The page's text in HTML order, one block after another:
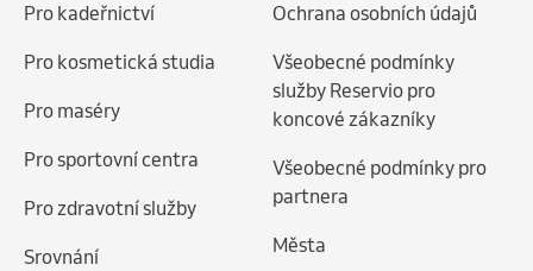
Pro kadeřnictví
Pro kosmetická studia
Pro maséry
Pro sportovní centra
Pro zdravotní služby
Srovnání
Ochrana osobních údajů
Všeobecné podmínky
služby Reservio pro
koncové zákazníky
Všeobecné podmínky pro
partnera
Města